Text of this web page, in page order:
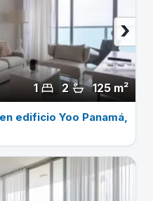
125 m²
2
1
›
edificio Yoo Panamá,